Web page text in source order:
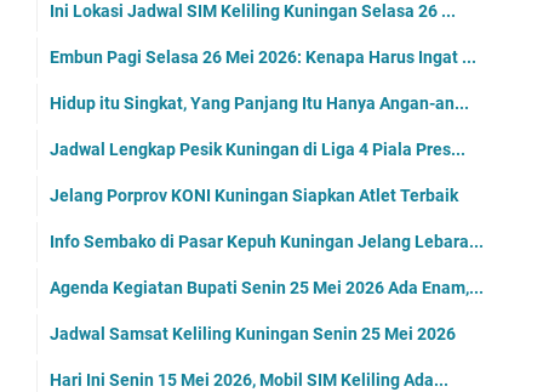
Ini Lokasi Jadwal SIM Keliling Kuningan Selasa 26 ...
Embun Pagi Selasa 26 Mei 2026: Kenapa Harus Ingat ...
Hidup itu Singkat, Yang Panjang Itu Hanya Angan-an...
Jadwal Lengkap Pesik Kuningan di Liga 4 Piala Pres...
Jelang Porprov KONI Kuningan Siapkan Atlet Terbaik
Info Sembako di Pasar Kepuh Kuningan Jelang Lebara...
Agenda Kegiatan Bupati Senin 25 Mei 2026 Ada Enam,...
Jadwal Samsat Keliling Kuningan Senin 25 Mei 2026
Hari Ini Senin 15 Mei 2026, Mobil SIM Keliling Ada...